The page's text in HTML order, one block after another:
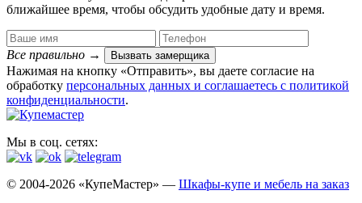
ближайшее время, чтобы обсудить удобные дату и время.
Все правильно → Вызвать замерщика
Нажимая на кнопку «Отправить», вы даете согласие на
обработку персональных данных​ и соглашаетесь c политикой
конфиденциальности.
Мы в соц. сетях:
© 2004-2026 «КупеМастер» — Шкафы-купе и мебель на заказ